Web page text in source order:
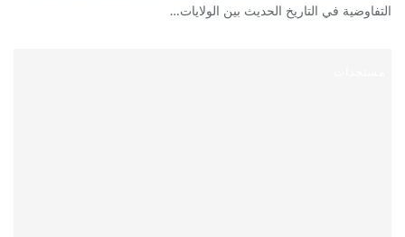
التفاوضية في التاريخ الحديث بين الولايات…